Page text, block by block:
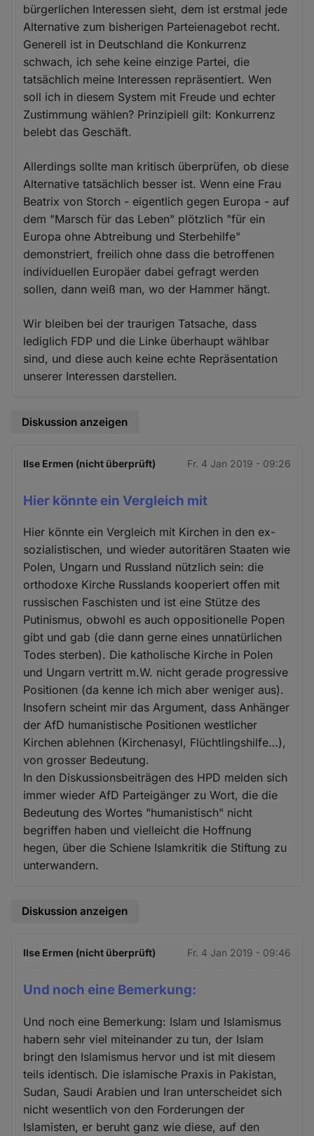
bürgerlichen Interessen sieht, dem ist erstmal jede
Alternative zum bisherigen Parteienagebot recht.
Generell ist in Deutschland die Konkurrenz
schwach, ich sehe keine einzige Partei, die
tatsächlich meine Interessen repräsentiert. Wen
soll ich in diesem System mit Freude und echter
Zustimmung wählen? Prinzipiell gilt: Konkurrenz
belebt das Geschäft.
Allerdings sollte man kritisch überprüfen, ob diese
Alternative tatsächlich besser ist. Wenn eine Frau
Beatrix von Storch - eigentlich gegen Europa - auf
dem "Marsch für das Leben" plötzlich "für ein
Europa ohne Abtreibung und Sterbehilfe"
demonstriert, freilich ohne dass die betroffenen
individuellen Europäer dabei gefragt werden
sollen, dann weiß man, wo der Hammer hängt.
Wir bleiben bei der traurigen Tatsache, dass
lediglich FDP und die Linke überhaupt wählbar
sind, und diese auch keine echte Repräsentation
unserer Interessen darstellen.
Diskussion anzeigen
Ilse Ermen (nicht überprüft) Fr. 4 Jan 2019 - 09:26
Hier könnte ein Vergleich mit
Hier könnte ein Vergleich mit Kirchen in den ex-
sozialistischen, und wieder autoritären Staaten wie
Polen, Ungarn und Russland nützlich sein: die
orthodoxe Kirche Russlands kooperiert offen mit
russischen Faschisten und ist eine Stütze des
Putinismus, obwohl es auch oppositionelle Popen
gibt und gab (die dann gerne eines unnatürlichen
Todes sterben). Die katholische Kirche in Polen
und Ungarn vertritt m.W. nicht gerade progressive
Positionen (da kenne ich mich aber weniger aus).
Insofern scheint mir das Argument, dass Anhänger
der AfD humanistische Positionen westlicher
Kirchen ablehnen (Kirchenasyl, Flüchtlingshilfe…),
von grosser Bedeutung.
In den Diskussionsbeiträgen des HPD melden sich
immer wieder AfD Parteigänger zu Wort, die die
Bedeutung des Wortes "humanistisch" nicht
begriffen haben und vielleicht die Hoffnung
hegen, über die Schiene Islamkritik die Stiftung zu
unterwandern.
Diskussion anzeigen
Ilse Ermen (nicht überprüft) Fr. 4 Jan 2019 - 09:46
Und noch eine Bemerkung:
Und noch eine Bemerkung: Islam und Islamismus
habern sehr viel miteinander zu tun, der Islam
bringt den Islamismus hervor und ist mit diesem
teils identisch. Die islamische Praxis in Pakistan,
Sudan, Saudi Arabien und Iran unterscheidet sich
nicht wesentlich von den Forderungen der
Islamisten, er beruht ganz wie diese, auf den